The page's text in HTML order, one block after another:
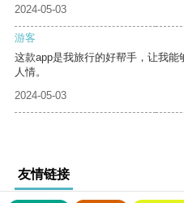
2024-05-03
游客
这款app是我旅行的好帮手，让我
人情。
2024-05-03
友情链接